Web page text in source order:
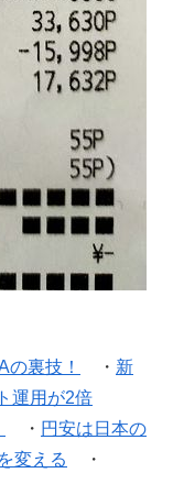
の裏技！ ・ 新
運用が2倍
・ 円安は日本の
変える
・